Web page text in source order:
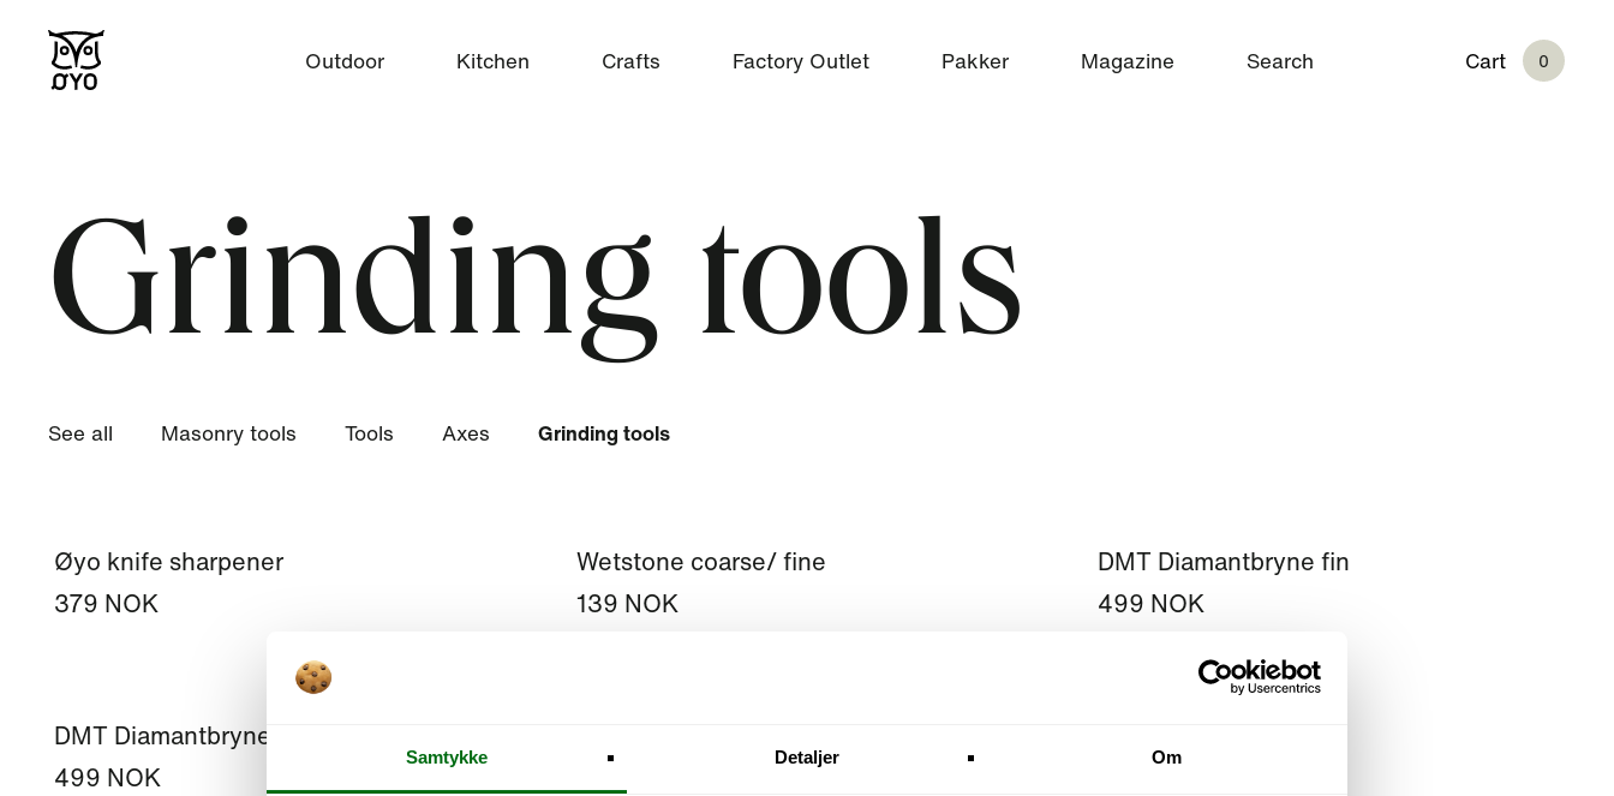
Samtykke Detaljer Om
Outdoor Kitchen Crafts Factory Outlet Pakker Magazine Search Cart 0
Grinding tools
See all Masonry tools Tools Axes Grinding tools
Øyo knife sharpener
379 NOK
Wetstone coarse/ fine
139 NOK
DMT Diamantbryne fin
499 NOK
DMT Diamantbryne grov
499 NOK